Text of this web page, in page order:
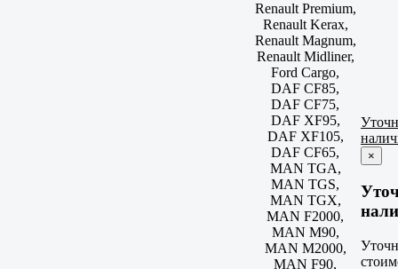
Renault Premium,
Renault Kerax,
Renault Magnum,
Renault Midliner,
Ford Cargo,
DAF CF85,
DAF CF75,
DAF XF95,
DAF XF105,
DAF CF65,
MAN TGA,
MAN TGS,
MAN TGX,
MAN F2000,
MAN M90,
MAN M2000,
MAN F90,
×